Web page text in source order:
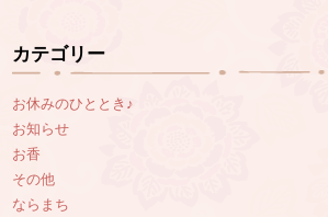
カテゴリー
お休みのひととき♪
お知らせ
お香
その他
ならまち